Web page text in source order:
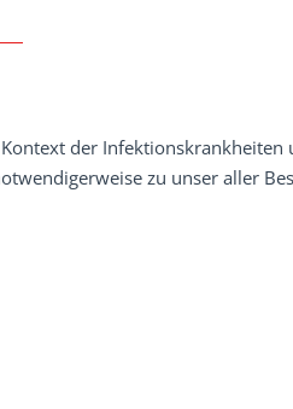
der Infektionskrankheiten
zu unser aller